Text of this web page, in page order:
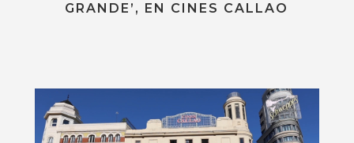
GRANDE’, EN CINES CALLAO